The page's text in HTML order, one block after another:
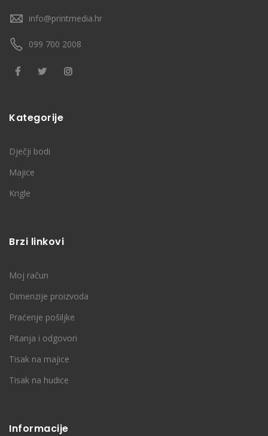
info@printmedia.hr
099 700 2008
Kategorije
Dječji bodi
Majice
Krigle
Brzi linkovi
Moj račun
Dimenzije proizvoda
Praćenje pošiljke
Pitanja i odgovori
Tisak na majice
Tisak na hudice
Informacije